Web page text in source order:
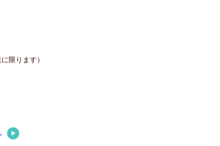
限ります）